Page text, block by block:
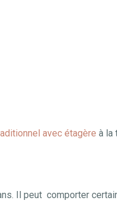
avec étagère à la
Il peut comporter